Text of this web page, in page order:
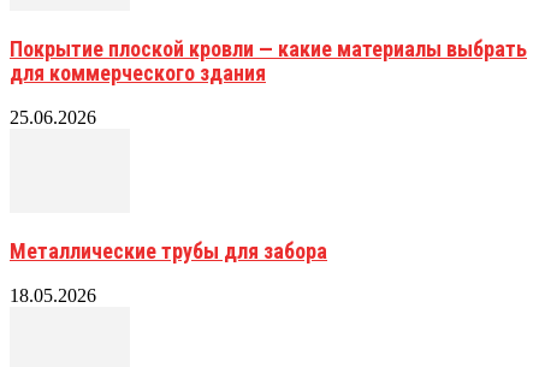
Покрытие плоской кровли — какие материалы выбрать
для коммерческого здания
25.06.2026
Металлические трубы для забора
18.05.2026